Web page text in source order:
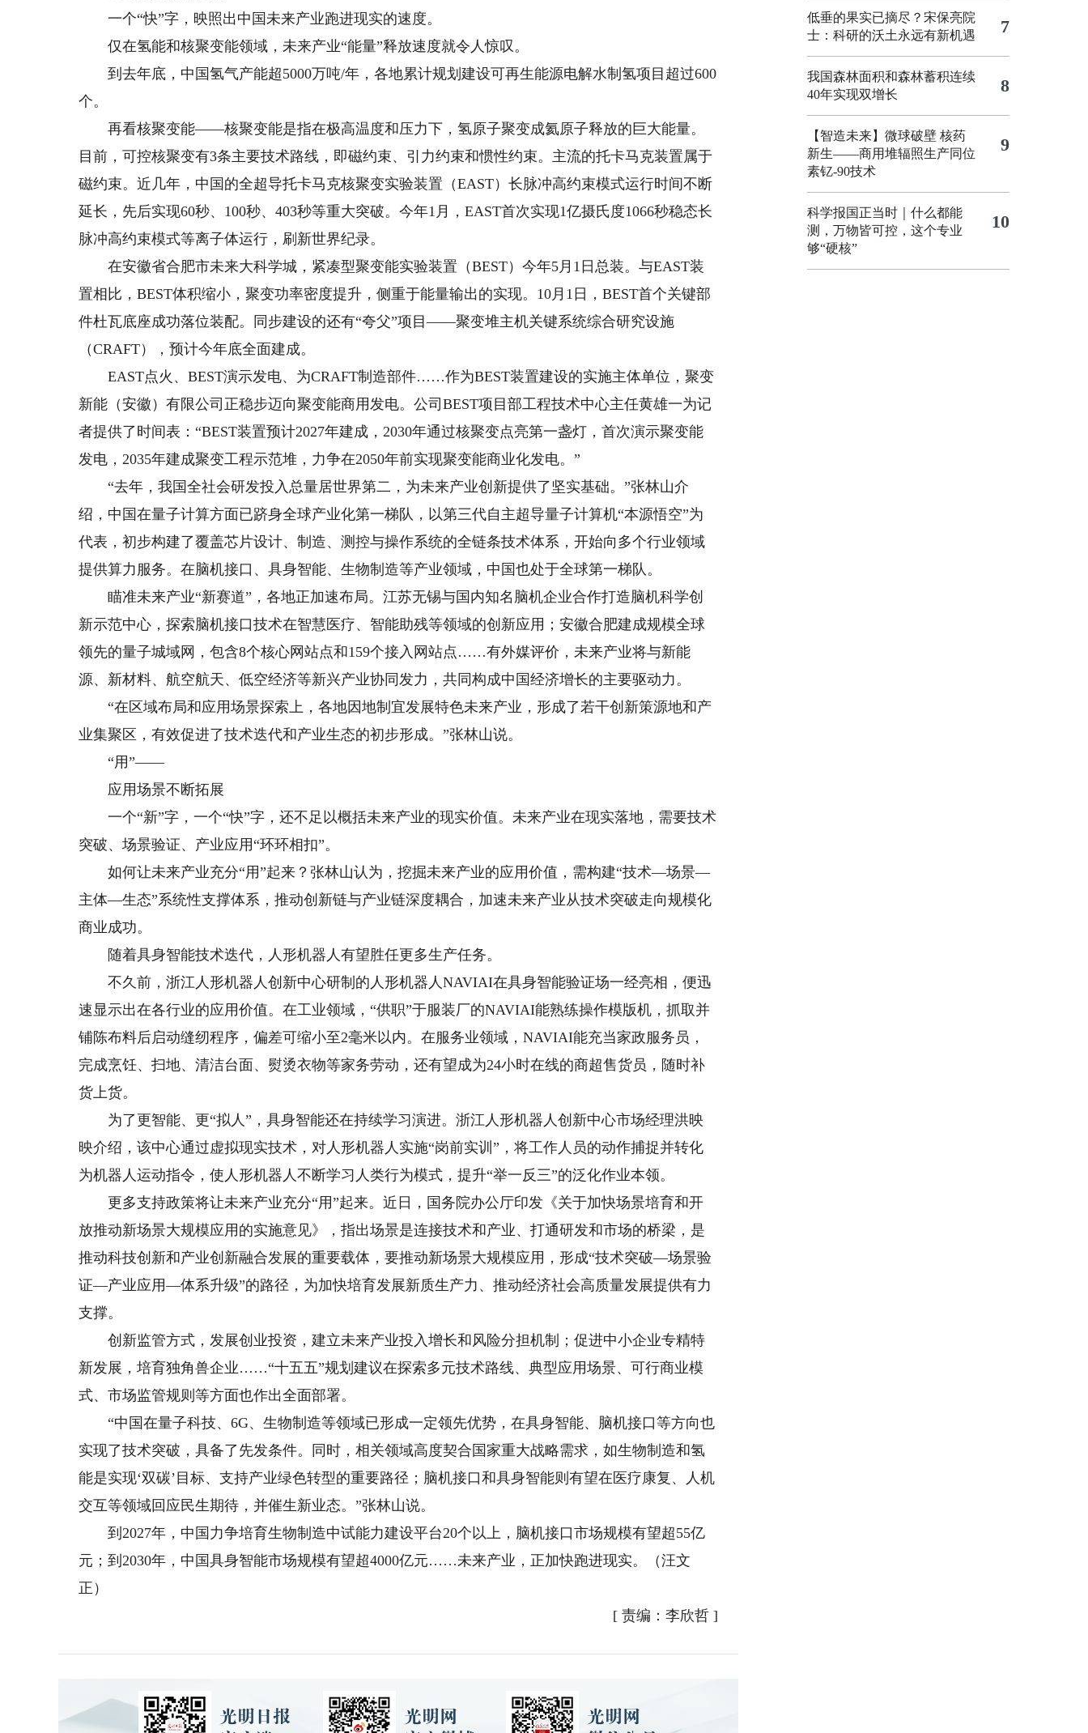
一个“快”字，映照出中国未来产业跑进现实的速度。
仅在氢能和核聚变能领域，未来产业“能量”释放速度就令人惊叹。
到去年底，中国氢气产能超5000万吨/年，各地累计规划建设可再生能源电解水制氢项目超过600
个。
再看核聚变能——核聚变能是指在极高温度和压力下，氢原子聚变成氦原子释放的巨大能量。
目前，可控核聚变有3条主要技术路线，即磁约束、引力约束和惯性约束。主流的托卡马克装置属于
磁约束。近几年，中国的全超导托卡马克核聚变实验装置（EAST）长脉冲高约束模式运行时间不断
延长，先后实现60秒、100秒、403秒等重大突破。今年1月，EAST首次实现1亿摄氏度1066秒稳态长
脉冲高约束模式等离子体运行，刷新世界纪录。
在安徽省合肥市未来大科学城，紧凑型聚变能实验装置（BEST）今年5月1日总装。与EAST装
置相比，BEST体积缩小，聚变功率密度提升，侧重于能量输出的实现。10月1日，BEST首个关键部
件杜瓦底座成功落位装配。同步建设的还有“夸父”项目——聚变堆主机关键系统综合研究设施
（CRAFT），预计今年底全面建成。
EAST点火、BEST演示发电、为CRAFT制造部件……作为BEST装置建设的实施主体单位，聚变
新能（安徽）有限公司正稳步迈向聚变能商用发电。公司BEST项目部工程技术中心主任黄雄一为记
者提供了时间表：“BEST装置预计2027年建成，2030年通过核聚变点亮第一盏灯，首次演示聚变能
发电，2035年建成聚变工程示范堆，力争在2050年前实现聚变能商业化发电。”
“去年，我国全社会研发投入总量居世界第二，为未来产业创新提供了坚实基础。”张林山介
绍，中国在量子计算方面已跻身全球产业化第一梯队，以第三代自主超导量子计算机“本源悟空”为
代表，初步构建了覆盖芯片设计、制造、测控与操作系统的全链条技术体系，开始向多个行业领域
提供算力服务。在脑机接口、具身智能、生物制造等产业领域，中国也处于全球第一梯队。
瞄准未来产业“新赛道”，各地正加速布局。江苏无锡与国内知名脑机企业合作打造脑机科学创
新示范中心，探索脑机接口技术在智慧医疗、智能助残等领域的创新应用；安徽合肥建成规模全球
领先的量子城域网，包含8个核心网站点和159个接入网站点……有外媒评价，未来产业将与新能
源、新材料、航空航天、低空经济等新兴产业协同发力，共同构成中国经济增长的主要驱动力。
“在区域布局和应用场景探索上，各地因地制宜发展特色未来产业，形成了若干创新策源地和产
业集聚区，有效促进了技术迭代和产业生态的初步形成。”张林山说。
“用”——
应用场景不断拓展
一个“新”字，一个“快”字，还不足以概括未来产业的现实价值。未来产业在现实落地，需要技术
突破、场景验证、产业应用“环环相扣”。
如何让未来产业充分“用”起来？张林山认为，挖掘未来产业的应用价值，需构建“技术—场景—
主体—生态”系统性支撑体系，推动创新链与产业链深度耦合，加速未来产业从技术突破走向规模化
商业成功。
随着具身智能技术迭代，人形机器人有望胜任更多生产任务。
不久前，浙江人形机器人创新中心研制的人形机器人NAVIAI在具身智能验证场一经亮相，便迅
速显示出在各行业的应用价值。在工业领域，“供职”于服装厂的NAVIAI能熟练操作模版机，抓取并
铺陈布料后启动缝纫程序，偏差可缩小至2毫米以内。在服务业领域，NAVIAI能充当家政服务员，
完成烹饪、扫地、清洁台面、熨烫衣物等家务劳动，还有望成为24小时在线的商超售货员，随时补
货上货。
为了更智能、更“拟人”，具身智能还在持续学习演进。浙江人形机器人创新中心市场经理洪映
映介绍，该中心通过虚拟现实技术，对人形机器人实施“岗前实训”，将工作人员的动作捕捉并转化
为机器人运动指令，使人形机器人不断学习人类行为模式，提升“举一反三”的泛化作业本领。
更多支持政策将让未来产业充分“用”起来。近日，国务院办公厅印发《关于加快场景培育和开
放推动新场景大规模应用的实施意见》，指出场景是连接技术和产业、打通研发和市场的桥梁，是
推动科技创新和产业创新融合发展的重要载体，要推动新场景大规模应用，形成“技术突破—场景验
证—产业应用—体系升级”的路径，为加快培育发展新质生产力、推动经济社会高质量发展提供有力
支撑。
创新监管方式，发展创业投资，建立未来产业投入增长和风险分担机制；促进中小企业专精特
新发展，培育独角兽企业……“十五五”规划建议在探索多元技术路线、典型应用场景、可行商业模
式、市场监管规则等方面也作出全面部署。
“中国在量子科技、6G、生物制造等领域已形成一定领先优势，在具身智能、脑机接口等方向也
实现了技术突破，具备了先发条件。同时，相关领域高度契合国家重大战略需求，如生物制造和氢
能是实现‘双碳’目标、支持产业绿色转型的重要路径；脑机接口和具身智能则有望在医疗康复、人机
交互等领域回应民生期待，并催生新业态。”张林山说。
到2027年，中国力争培育生物制造中试能力建设平台20个以上，脑机接口市场规模有望超55亿
元；到2030年，中国具身智能市场规模有望超4000亿元……未来产业，正加快跑进现实。（汪文
正）
[ 责编：李欣哲 ]
低垂的果实已摘尽？宋保亮院
士：科研的沃土永远有新机遇
7
我国森林面积和森林蓄积连续
40年实现双增长
8
【智造未来】微球破壁 核药
新生——商用堆辐照生产同位
素钇-90技术
9
科学报国正当时｜什么都能
测，万物皆可控，这个专业
够“硬核”
10